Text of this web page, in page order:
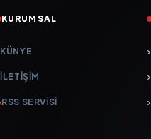
KURUMSAL
KÜNYE
İLETIŞIM
RSS SERVISI